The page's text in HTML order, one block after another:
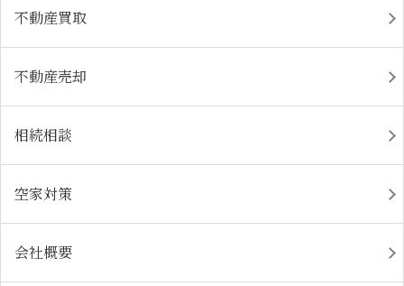
不動産買取
不動産売却
相続相談
空家対策
会社概要